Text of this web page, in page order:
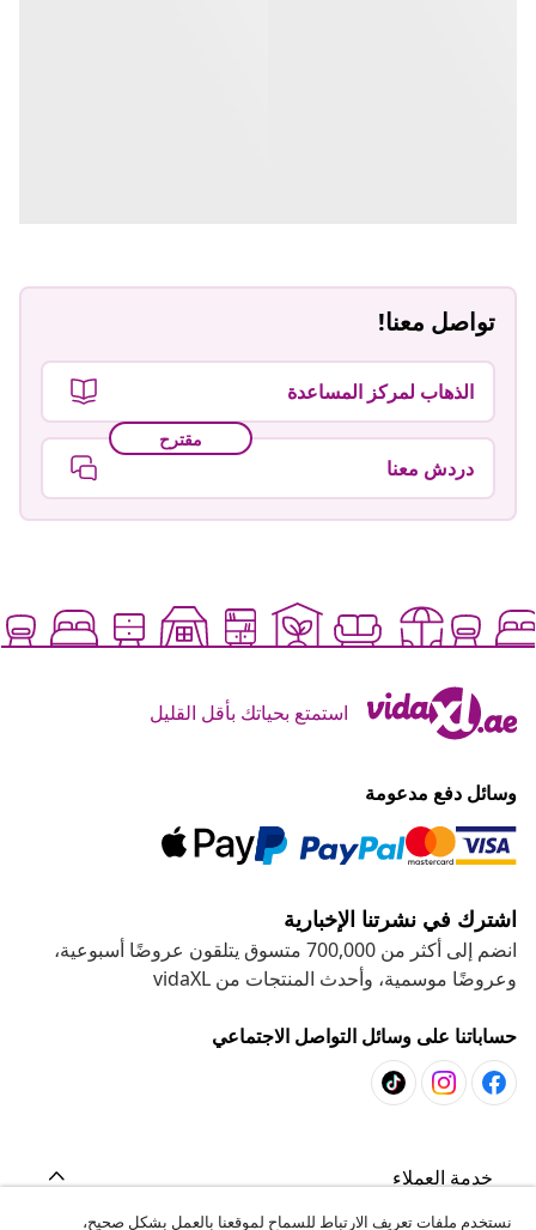
تواصل معنا!
الذهاب لمركز المساعدة
مقترح
دردش معنا
استمتع بحياتك بأقل القليل
وسائل دفع مدعومة
اشترك في نشرتنا الإخبارية
انضم إلى أكثر من 700,000 متسوق يتلقون عروضًا أسبوعية،
وعروضًا موسمية، وأحدث المنتجات من vidaXL
حساباتنا على وسائل التواصل الاجتماعي
خدمة العملاء
نستخدم ملفات تعريف الارتباط للسماح لموقعنا بالعمل بشكل صحيح،